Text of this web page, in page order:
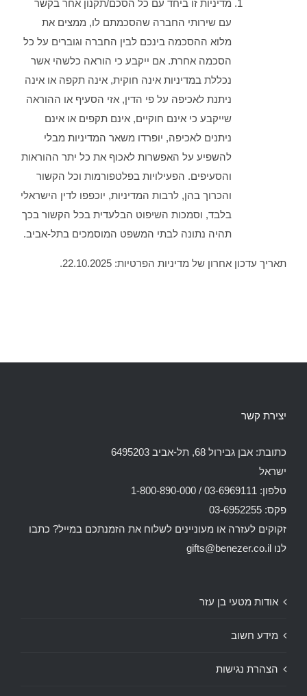
מדיניות זו ביחד עם כל הסכם/תקנון אחר בקשר
עם שירותי החברה שהסכמתם לו, ממצים את
מלוא ההסכמה בינכם לבין החברה וגוברים על כל
הסכמה אחרת. אם ייקבע כי הוראה כלשהי אשר
נכללת במדיניות אינה חוקית, אינה תקפה או אינה
ניתנת לאכיפה על פי הדין, אזי הסעיף או ההוראה
שייקבע כי אינם חוקיים, אינם תקפים או אינם
ניתנים לאכיפה, יופרדו משאר המדיניות מבלי
להשפיע על האפשרות לאכוף את כל יתר ההוראות
והסעיפים. הפעילויות בפלטפורמות וכל הקשור
והכרוך בהן, לרבות המדיניות, יוכפפו לדין הישראלי
בלבד, וסמכות השיפוט הבלעדית בכל הקשור בכך
תהיה נתונה לבתי המשפט המוסמכים בתל-אביב.
תאריך עדכון אחרון של מדיניות הפרטיות: 22.10.2025.
יצירת קשר
כתובת: אבן גבירול 68, תל-אביב 6495203
ישראל
טלפון: 03-6969111 / 1-800-890-000
פקס: 03-6952255
זקוקים לעזרה או מעוניינים לשלוח את הזמנתכם במייל? כתבו
לנו gifts@benezer.co.il
אודות מטעי בן עזר
מידע חשוב
הצהרת נגישות